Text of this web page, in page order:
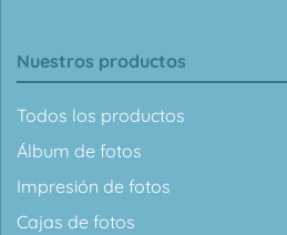
Nuestros productos
Todos los productos
Álbum de fotos
Impresión de fotos
Cajas de fotos